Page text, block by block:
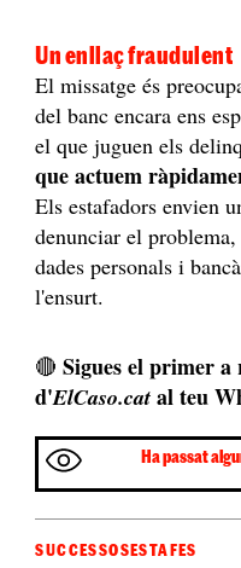
Un enllaç fraudulent
El missatge és
del banc encara ens
el que juguen els
que actuem
Els estafadors envien
denunciar el
dades personals i
l'ensurt.
🔴Sigues el primer
d'ElCaso.cat al teu
Ha passat
SUCCESSOSESTAFES